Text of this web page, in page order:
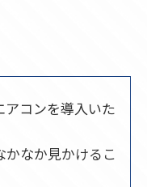
コンを導入いた
かなか見かけるこ